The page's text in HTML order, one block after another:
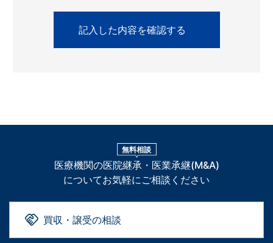
無料相談
医療機関の医院継承・医業承継(M&A)
についてお気軽にご相談ください
買収・譲受の相談